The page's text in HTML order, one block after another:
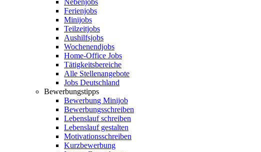
Nebenjobs
Ferienjobs
Minijobs
Teilzeitjobs
Aushilfsjobs
Wochenendjobs
Home-Office Jobs
Tätigkeitsbereiche
Alle Stellenangebote
Jobs Deutschland
Bewerbungstipps
Bewerbung Minijob
Bewerbungsschreiben
Lebenslauf schreiben
Lebenslauf gestalten
Motivationsschreiben
Kurzbewerbung